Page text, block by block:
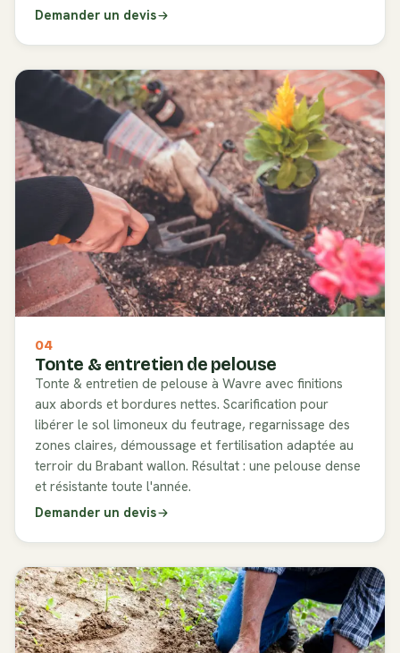
Demander un devis
04
Tonte & entretien de pelouse
Tonte & entretien de pelouse à Wavre avec finitions
aux abords et bordures nettes. Scarification pour
libérer le sol limoneux du feutrage, regarnissage des
zones claires, démoussage et fertilisation adaptée au
terroir du Brabant wallon. Résultat : une pelouse dense
et résistante toute l'année.
Demander un devis